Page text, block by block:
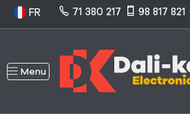
FR 71 380 217 98 817 821
Menu